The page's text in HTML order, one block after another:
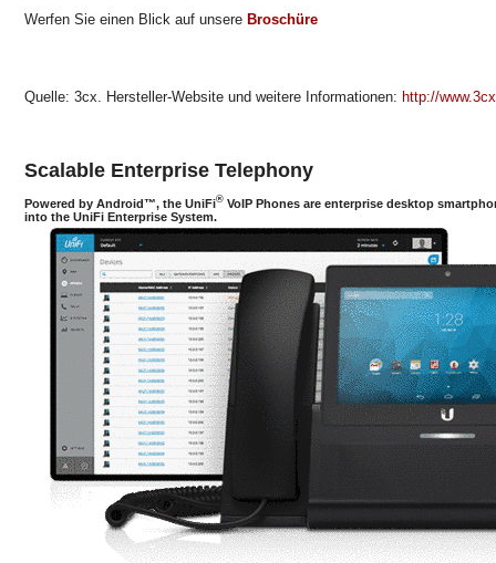
Werfen Sie einen Blick auf unsere Broschüre
Quelle: 3cx. Hersteller-Website und weitere Informationen: http://
Scalable Enterprise Telephony
Powered by Android™, the UniFi® VoIP Phones are enterprise desktop
into the UniFi Enterprise System.